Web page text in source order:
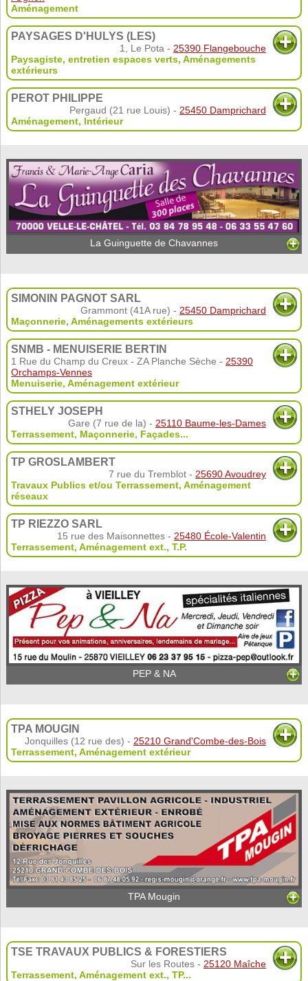
Aménagement
PAYSAGES D'HULYS (LES)
1, Le Pota - 25390 Flangebouche
Paysagiste, entretien espaces verts, Aménagements
extérieurs
PEROT PHILIPPE
Pergaud (21 rue Louis) - 25450 Damprichard
Aménagement, Intérieur
La Guinguette de Chavannes
SIMONIN PAGNOT SARL
Grammont (41A rue) - 25450 Damprichard
Maçonnerie, Aménagements extérieurs
SNMB - MENUISERIE BERTIN
1 Rue du Champ du Creux - ZA Planche Sèche - 25390
Orchamps-Vennes
Menuiserie, Aménagement extérieur
STHELY JOSEPH
Gare (7 rue de la) - 25110 Baume-les-Dames
Terrassement, Maçonnerie, Façades...
TP GROSLAMBERT
7 rue du Tremblot - 25690 Avoudrey
Travaux Publics et/ou Terrassement, Aménagement
réseaux
TP RIEZZO SARL
15 rue des Maisonnettes - 25480 École-Valentin
Terrassement, Aménagement ext., T.P.
PEP & NA
TPA MOUGIN
Jonquilles (12 rue des) - 25210 Grand'Combe-des-Bois
Terrassement, Aménagement extérieur
TPA Mougin
TSE TRAVAUX PUBLICS & FORESTIERS
Sur les Routes - 25120 Maîche
Terrassement, Aménagement ext., TP...